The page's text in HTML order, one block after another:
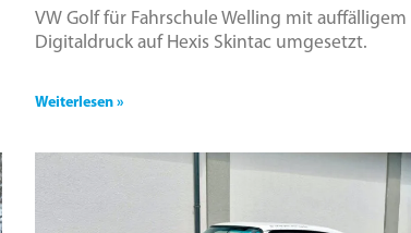
VW Golf für Fahrschule Welling mit auffälligem
Digitaldruck auf Hexis Skintac umgesetzt.
Weiterlesen »